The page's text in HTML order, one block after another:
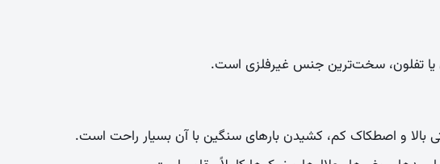
یا تفلون، سخت‌ترین جنس غیرفلزی است.
بالا و اصطکاک کم، کشیدن بارهای سنگین با آن بسیار راحت است.